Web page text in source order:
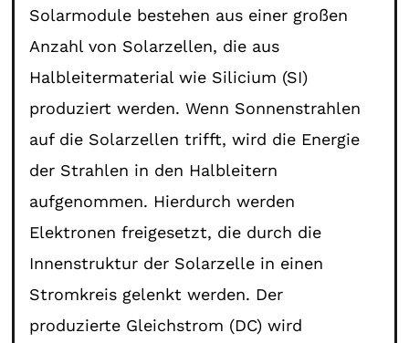
Solarmodule bestehen aus einer großen
Anzahl von Solarzellen, die aus
Halbleitermaterial wie Silicium (SI)
produziert werden. Wenn Sonnenstrahlen
auf die Solarzellen trifft, wird die Energie
der Strahlen in den Halbleitern
aufgenommen. Hierdurch werden
Elektronen freigesetzt, die durch die
Innenstruktur der Solarzelle in einen
Stromkreis gelenkt werden. Der
produzierte Gleichstrom (DC) wird